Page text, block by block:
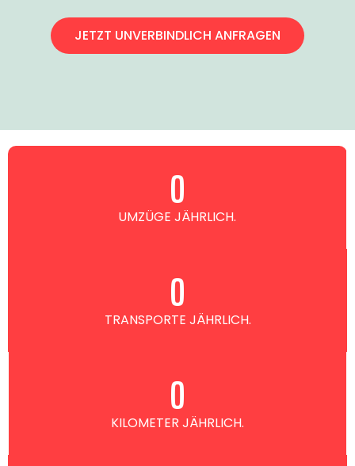
JETZT UNVERBINDLICH ANFRAGEN
UMZÜGE JÄHRLICH.
0
TRANSPORTE JÄHRLICH.
0
KILOMETER JÄHRLICH.
0